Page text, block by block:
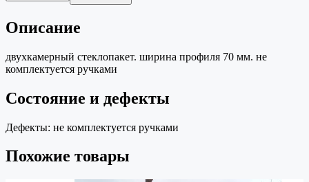
Описание
двухкамерный стеклопакет. ширина профиля 70 мм. не
комплектуется ручками
Состояние и дефекты
Дефекты: не комплектуется ручками
Похожие товары